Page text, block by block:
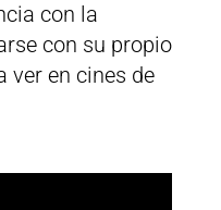
con la
con su propio
ver en cines de